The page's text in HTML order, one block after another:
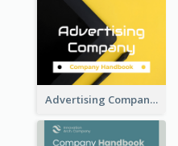
Advertising Company Employee Handbook